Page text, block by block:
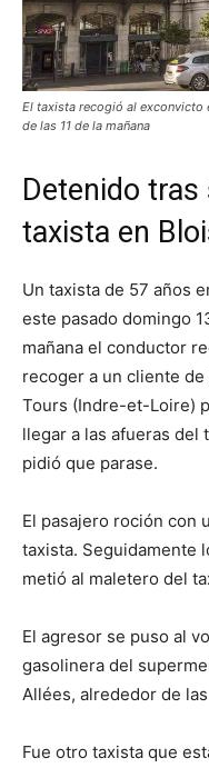
El taxista recogió al exconvicto
de las 11 de la mañana
Detenido
taxista en
Un taxista de 57 años
este pasado domingo
mañana el conductor
recoger a un cliente de
Tours (Indre-et-Loire)
llegar a las afueras
pidió que parase.
El pasajero roción con
taxista. Seguidamente
metió al maletero del
El agresor se puso al
gasolinera del
Allées, alrededor de
Fue otro taxista que